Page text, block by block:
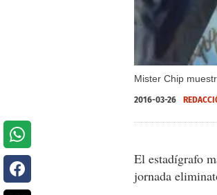
Mister Chip
2016-03-26
El estadígrafo
jornada